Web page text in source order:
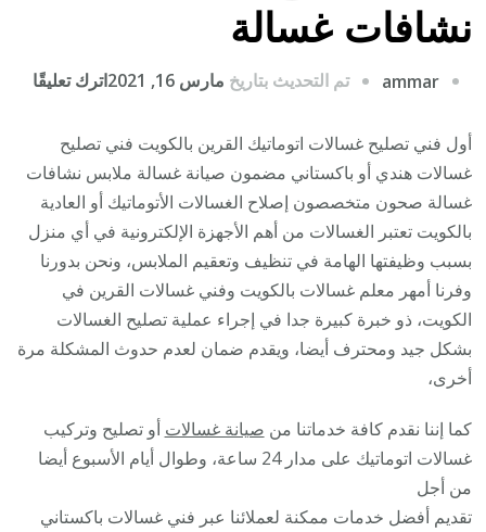
نشافات غسالة
ammar تم التحديث بتاريخ مارس 16, 2021 اترك تعليقًا
أول فني تصليح غسالات اتوماتيك القرين بالكويت فني تصليح
غسالات هندي أو باكستاني مضمون صيانة غسالة ملابس نشافات
غسالة صحون متخصصون إصلاح الغسالات الأتوماتيك أو العادية
بالكويت تعتبر الغسالات من أهم الأجهزة الإلكترونية في أي منزل
بسبب وظيفتها الهامة في تنظيف وتعقيم الملابس، ونحن بدورنا
وفرنا أمهر معلم غسالات بالكويت وفني غسالات القرين في
الكويت، ذو خبرة كبيرة جدا في إجراء عملية تصليح الغسالات
بشكل جيد ومحترف أيضا، ويقدم ضمان لعدم حدوث المشكلة مرة
أخرى،
كما إننا نقدم كافة خدماتنا من صيانة غسالات أو تصليح وتركيب
غسالات اتوماتيك على مدار 24 ساعة، وطوال أيام الأسبوع أيضا
من أجل
تقديم أفضل خدمات ممكنة لعملائنا عبر فني غسالات باكستاني